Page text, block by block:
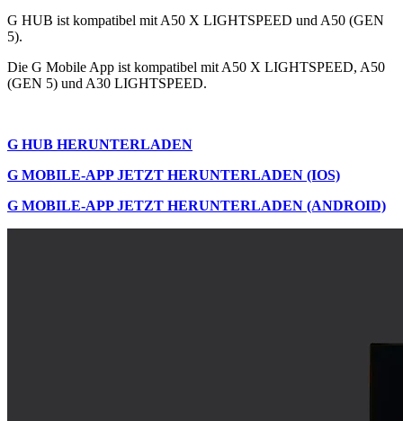
G HUB ist kompatibel mit A50 X LIGHTSPEED und A50 (GEN
5).
Die G Mobile App ist kompatibel mit A50 X LIGHTSPEED, A50
(GEN 5) und A30 LIGHTSPEED.
G HUB HERUNTERLADEN
G MOBILE-APP JETZT HERUNTERLADEN (IOS)
G MOBILE-APP JETZT HERUNTERLADEN (ANDROID)